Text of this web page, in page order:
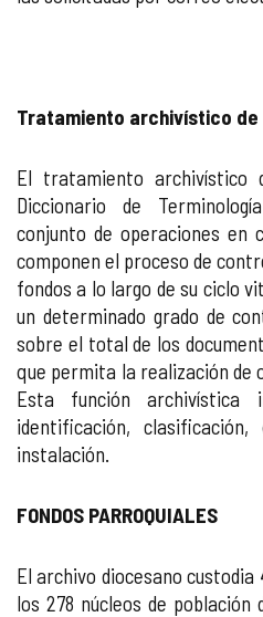
Tratamiento archivístico
El tratamiento archivístico
Diccionario de
conjunto de operaciones en
componen el proceso de
fondos a lo largo de su ciclo
un determinado grado de
sobre el total de los
que permita la realización de
Esta función archivística
identificación, clasificación,
instalación.
FONDOS PARROQUIALES
El archivo diocesano
los 278 núcleos de población